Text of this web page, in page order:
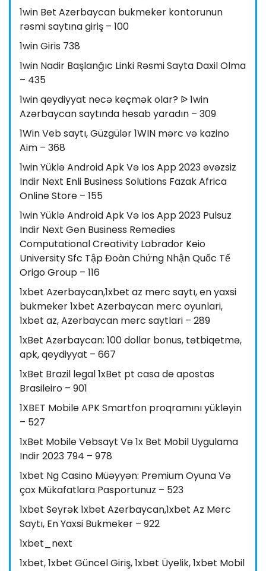
1win Bet Azerbaycan bukmeker kontorunun
rəsmi saytına giriş – 100
1win Giris 738
1win Nadir Başlanğıc Linki Rəsmi Sayta Daxil Olma
– 435
1win qeydiyyat necə keçmək olar? ᐉ 1win
Azərbaycan saytında hesab yaradın – 309
1Win Veb saytı, Güzgülər 1WIN mərc və kazino
Aim – 368
1win Yüklə Android Apk Və Ios App 2023 əvəzsiz
Indir Next Enli Business Solutions Fazak Africa
Online Store – 155
1win Yüklə Android Apk Və Ios App 2023 Pulsuz
Indir Next Gen Business Remedies
Computational Creativity Labrador Keio
University Sfc Tập Đoàn Chứng Nhận Quốc Tế
Origo Group – 116
1xbet Azerbaycan,1xbet az merc saytı, en yaxsi
bukmeker 1xbet Azerbaycan merc oyunlari,
1xbet az, Azerbaycan merc saytlari – 289
1xBet Azərbaycan: 100 dollar bonus, tətbiqetmə,
apk, qeydiyyat – 667
1xBet Brazil legal 1xBet pt casa de apostas
Brasileiro – 901
1XBET Mobile APK Smartfon proqramını yükləyin
– 527
1xBet Mobile Vebsayt Və 1x Bet Mobil Uygulama
Indir 2023 794 – 978
1xbet Ng Casino Müəyyən: Premium Oyuna Və
çox Mükafatlara Pasportunuz – 523
1xbet Seyrək 1xbet Azerbaycan,1xbet Az Merc
Saytı, En Yaxsi Bukmeker – 922
1xbet_next
1xbet, 1xbet Güncel Giriş, 1xbet Üyelik, 1xbet Mobil